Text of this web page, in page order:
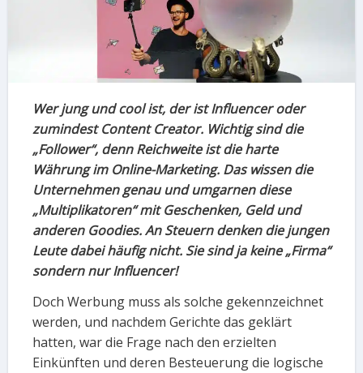
Wer jung und cool ist, der ist Influencer oder
zumindest Content Creator. Wichtig sind die
„Follower“, denn Reichweite ist die harte
Währung im Online-Marketing. Das wissen die
Unternehmen genau und umgarnen diese
„Multiplikatoren“ mit Geschenken, Geld und
anderen Goodies. An Steuern denken die jungen
Leute dabei häufig nicht. Sie sind ja keine „Firma“
sondern nur Influencer!
Doch Werbung muss als solche gekennzeichnet
werden, und nachdem Gerichte das geklärt
hatten, war die Frage nach den erzielten
Einkünften und deren Besteuerung die logische